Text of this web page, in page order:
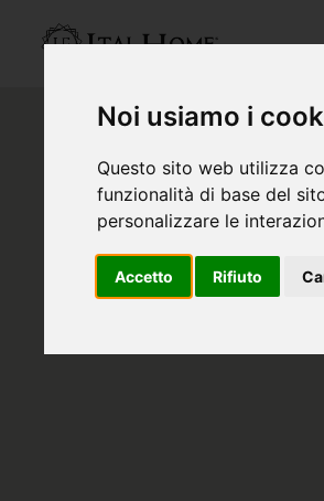
Noi usiamo i
Questo sito web utilizza
funzionalità di base del
personalizzare le
Accetto Rifiuto